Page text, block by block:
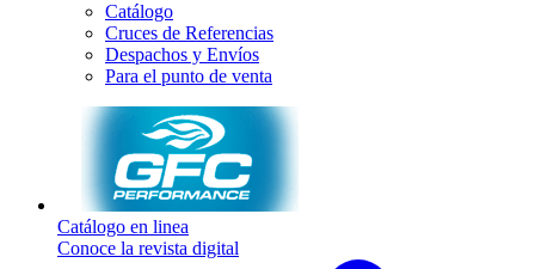
Catálogo
Cruces de Referencias
Despachos y Envíos
Para el punto de venta
Catálogo en linea
Conoce la revista digital